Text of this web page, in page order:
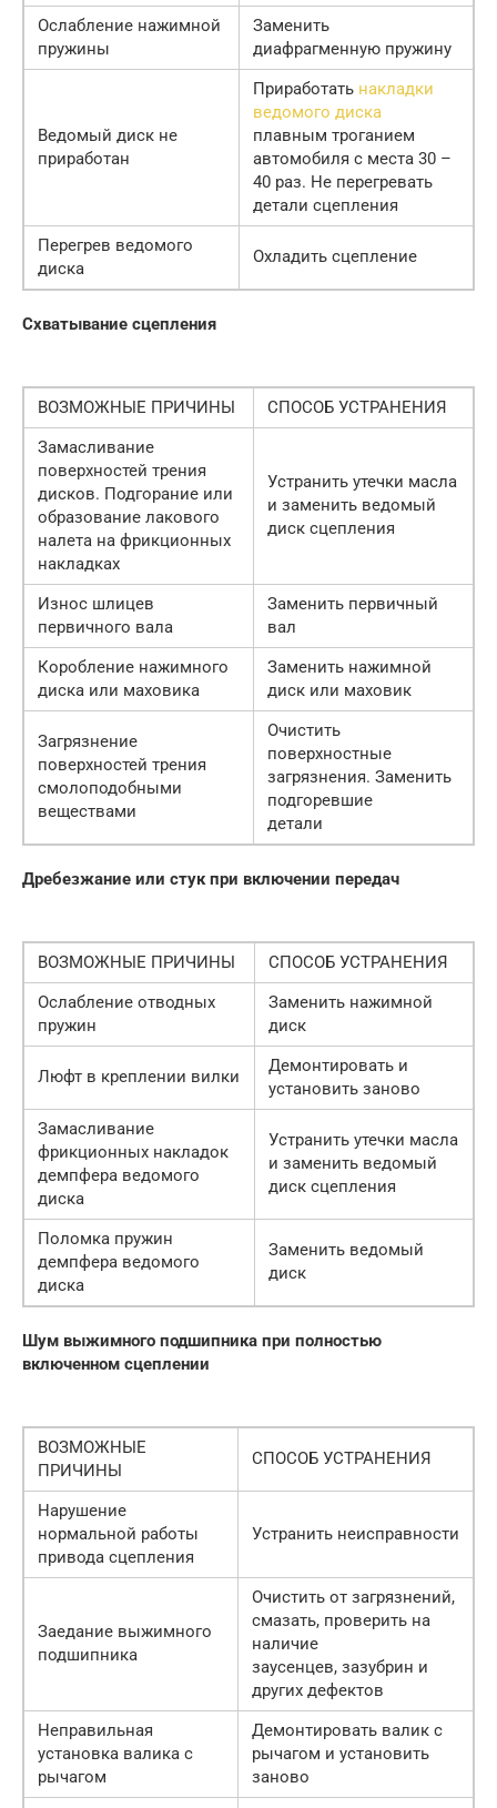
Ослабление нажимной
пружины
Заменить
диафрагменную пружину
Ведомый диск не
приработан
Приработать накладки
ведомого диска
плавным троганием
автомобиля с места 30 –
40 раз. Не перегревать
детали сцепления
Перегрев ведомого
диска
Охладить сцепление
Схватывание сцепления
ВОЗМОЖНЫЕ ПРИЧИНЫ
СПОСОБ УСТРАНЕНИЯ
Замасливание
поверхностей трения
дисков. Подгорание или
образование лакового
налета на фрикционных
накладках
Устранить утечки масла
и заменить ведомый
диск сцепления
Износ шлицев
первичного вала
Заменить первичный
вал
Коробление нажимного
диска или маховика
Заменить нажимной
диск или маховик
Загрязнение
поверхностей трения
смолоподобными
веществами
Очистить
поверхностные
загрязнения. Заменить
подгоревшие
детали
Дребезжание или стук при включении передач
ВОЗМОЖНЫЕ ПРИЧИНЫ
СПОСОБ УСТРАНЕНИЯ
Ослабление отводных
пружин
Заменить нажимной
диск
Люфт в креплении вилки
Демонтировать и
установить заново
Замасливание
фрикционных накладок
демпфера ведомого
диска
Устранить утечки масла
и заменить ведомый
диск сцепления
Поломка пружин
демпфера ведомого
диска
Заменить ведомый
диск
Шум выжимного подшипника при полностью
включенном сцеплении
ВОЗМОЖНЫЕ
ПРИЧИНЫ
СПОСОБ УСТРАНЕНИЯ
Нарушение
нормальной работы
привода сцепления
Устранить неисправности
Заедание выжимного
подшипника
Очистить от загрязнений,
смазать, проверить на
наличие
заусенцев, зазубрин и
других дефектов
Неправильная
установка валика с
рычагом
Демонтировать валик с
рычагом и установить
заново